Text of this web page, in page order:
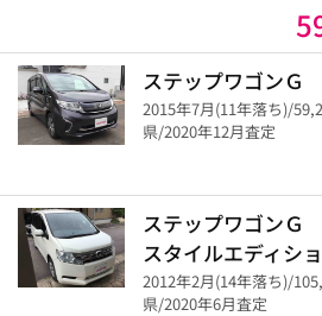
ステップワゴンＧ
2015年7月(11年落ち)/
県/2020年12月査定
ステップワゴンＧ
スタイルエディシ
2012年2月(14年落ち)/
県/2020年6月査定